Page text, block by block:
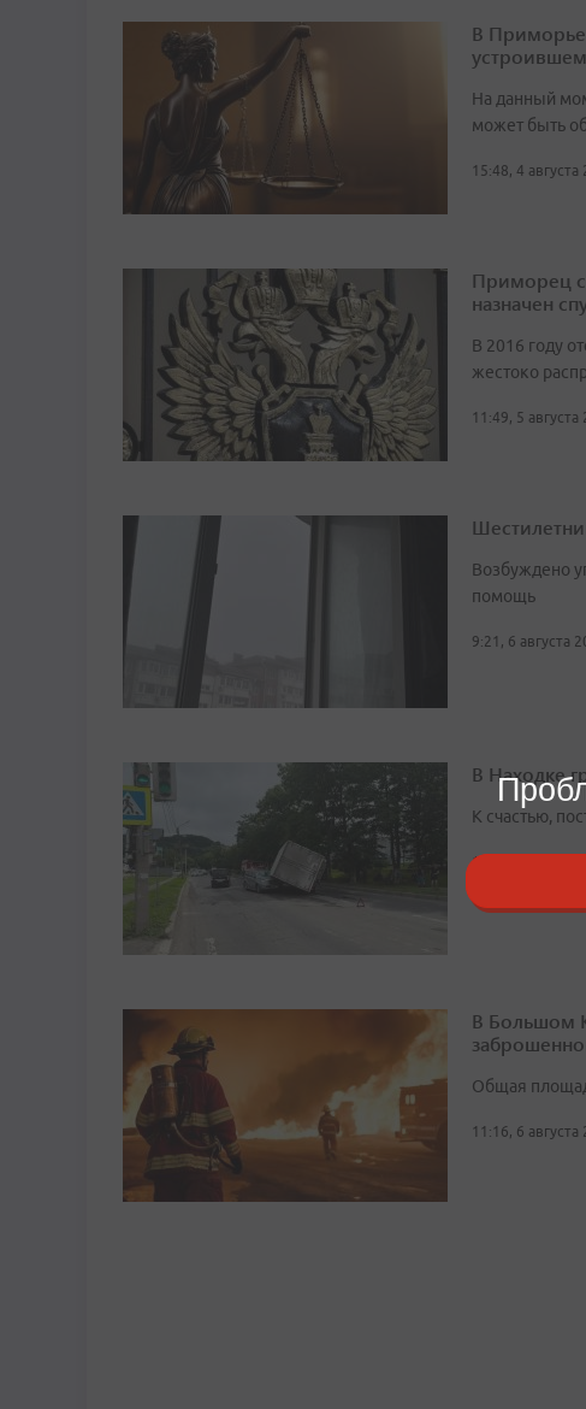
В
На данный
может быть
15:48, 4 августа
Приморец
назначен
В 2016 году
жестоко
11:49, 5 августа
Возбуждено
помощь
9:21, 6 августа
В Находке
К счастью,
12:12, 6 августа
В Большом
Общая
11:16, 6 августа